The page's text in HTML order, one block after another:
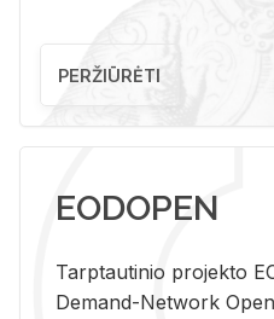
PERŽIŪRĖTI
EODOPEN
Tarp­tau­ti­nio pro­jek­to
De­mand-Ne­twork